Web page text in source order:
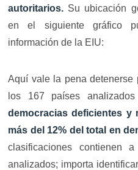
autoritarios. Su ubicación
en el siguiente gráfico
información de la EIU:
Aquí vale la pena detenerse
los 167 países
democracias deficientes y
más del 12% del total en
clasificaciones contienen
analizados; importa